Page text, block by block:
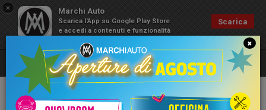
× Marchi Auto
Scarica l'App su Google Play Store
e accedi a contenuti e funzionalità
Scarica
×